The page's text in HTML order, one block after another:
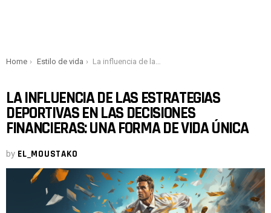
You are here:
Home Estilo de vida La influencia de las estrategias deportivas en las decisiones financieras: una forma de vida única
LA INFLUENCIA DE LAS ESTRATEGIAS
DEPORTIVAS EN LAS DECISIONES
FINANCIERAS: UNA FORMA DE VIDA ÚNICA
by EL_MOUSTAKO